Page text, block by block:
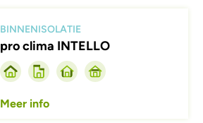
BINNENISOLATIE
pro clima INTELLO
Meer info